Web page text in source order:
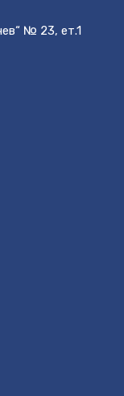
№ 23, ет.1